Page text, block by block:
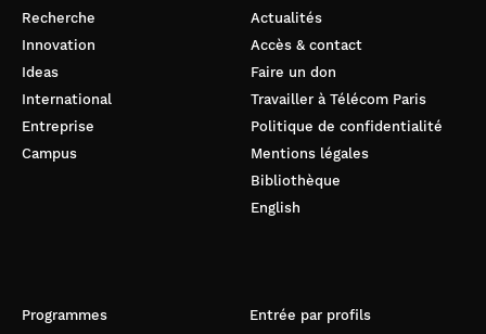
Recherche
Innovation
Ideas
International
Entreprise
Campus
Actualités
Accès & contact
Faire un don
Travailler à Télécom Paris
Politique de confidentialité
Mentions légales
Bibliothèque
English
Programmes Entrée par profils